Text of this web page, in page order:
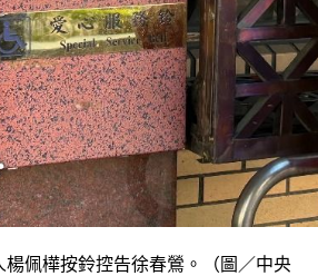
楊佩樺按鈴控告徐春鶯。（圖／中央